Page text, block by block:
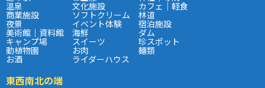
温泉 文化施設 カフェ｜軽食
商業施設 ソフトクリーム 林道
夜景 イベント体験 宿泊施設
美術館｜資料館 海鮮 ダム
キャンプ場 スイーツ 珍スポット
動植物園 お肉 麺類
お酒 ライダーハウス
東西南北の端